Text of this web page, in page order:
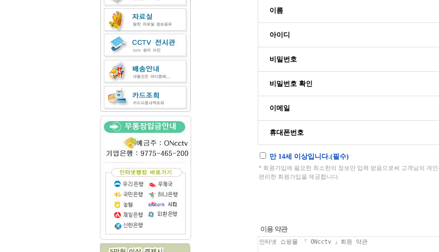
이름
아이디
비밀번호
비밀번호 확인
이메일
휴대폰번호
만 14세 이상입니다.(필수)
* 회원가입에 필요한 최소한의 정보만 입력 받음으로써 고객님의 개
편리한 회원가입을 제공합니다.
이용 약관